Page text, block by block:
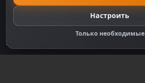
Настройки cookie
Правообладателям
Правила сообщества
Настроить
Только необходимые